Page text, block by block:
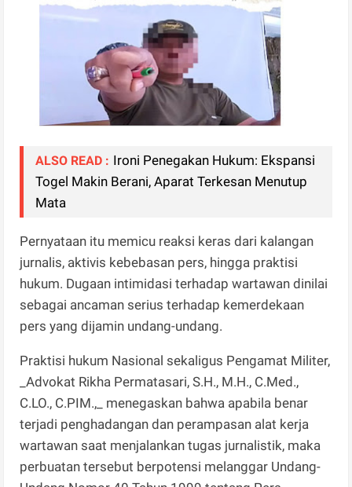
ALSO READ : Ironi Penegakan Hukum: Ekspansi
Togel Makin Berani, Aparat Terkesan Menutup
Mata
Pernyataan itu memicu reaksi keras dari kalangan
jurnalis, aktivis kebebasan pers, hingga praktisi
hukum. Dugaan intimidasi terhadap wartawan dinilai
sebagai ancaman serius terhadap kemerdekaan
pers yang dijamin undang-undang.
Praktisi hukum Nasional sekaligus Pengamat Militer,
_Advokat Rikha Permatasari, S.H., M.H., C.Med.,
C.LO., C.PIM.,_ menegaskan bahwa apabila benar
terjadi penghadangan dan perampasan alat kerja
wartawan saat menjalankan tugas jurnalistik, maka
perbuatan tersebut berpotensi melanggar Undang-